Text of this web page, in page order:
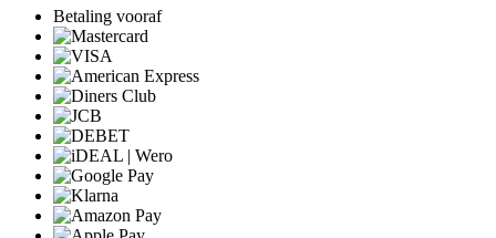
Betaling vooraf